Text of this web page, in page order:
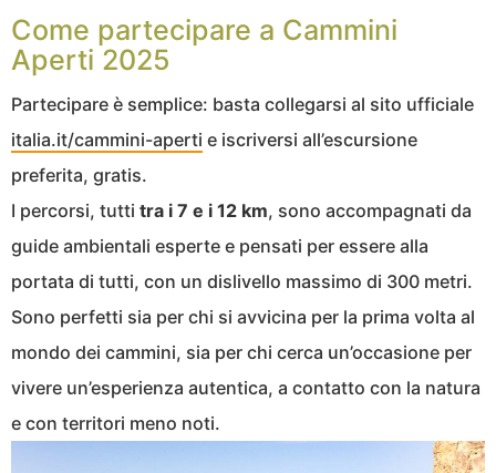
Come partecipare a Cammini
Aperti 2025
Partecipare è semplice: basta collegarsi al sito ufficiale
italia.it/cammini-aperti e iscriversi all’escursione
preferita, gratis.
I percorsi, tutti tra i 7 e i 12 km, sono accompagnati da
guide ambientali esperte e pensati per essere alla
portata di tutti, con un dislivello massimo di 300 metri.
Sono perfetti sia per chi si avvicina per la prima volta al
mondo dei cammini, sia per chi cerca un’occasione per
vivere un’esperienza autentica, a contatto con la natura
e con territori meno noti.